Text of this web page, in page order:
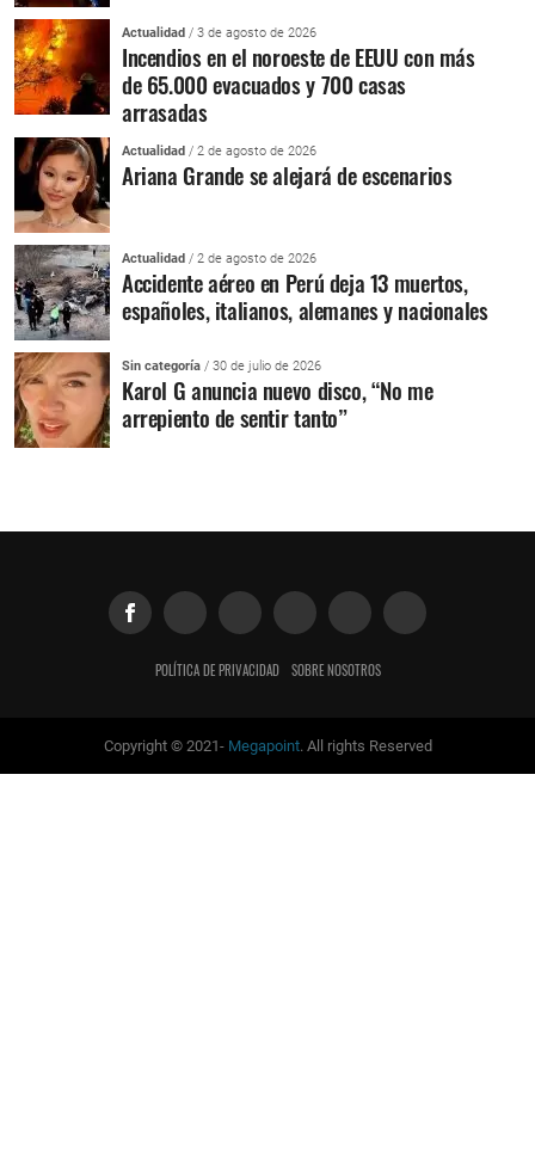
Actualidad / 3 de agosto de 2026
Incendios en el noroeste de EEUU con más
de 65.000 evacuados y 700 casas
arrasadas
Actualidad / 2 de agosto de 2026
Ariana Grande se alejará de escenarios
Actualidad / 2 de agosto de 2026
Accidente aéreo en Perú deja 13 muertos,
españoles, italianos, alemanes y nacionales
Sin categoría / 30 de julio de 2026
Karol G anuncia nuevo disco, “No me
arrepiento de sentir tanto”
POLÍTICA DE PRIVACIDAD SOBRE NOSOTROS
Copyright © 2021- Megapoint. All rights Reserved